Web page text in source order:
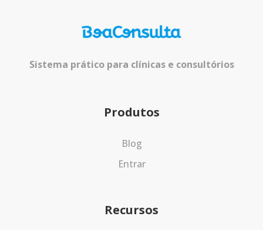
Sistema prático para clínicas e consultórios
Produtos
Blog
Entrar
Recursos